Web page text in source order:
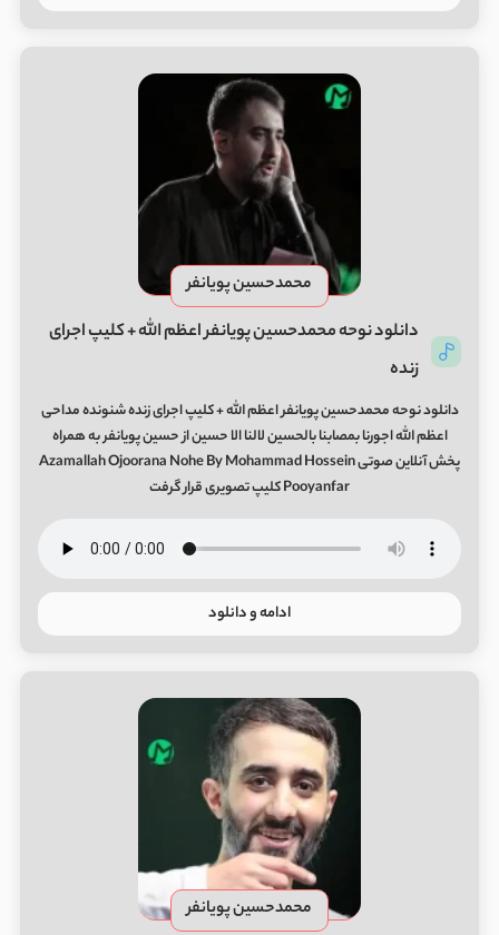
محمدحسین پویانفر
دانلود نوحه محمدحسین پویانفر اعظم الله + کلیپ اجرای
زنده
دانلود نوحه محمدحسین پویانفر اعظم الله + کلیپ اجرای زنده شنونده مداحی
اعظم الله اجورنا بمصابنا بالحسین لالنا الا حسین از حسین پویانفر به همراه
پخش آنلاین صوتی Azamallah Ojoorana Nohe By Mohammad Hossein
Pooyanfar کلیپ تصویری قرار گرفت
ادامه و دانلود
محمدحسین پویانفر